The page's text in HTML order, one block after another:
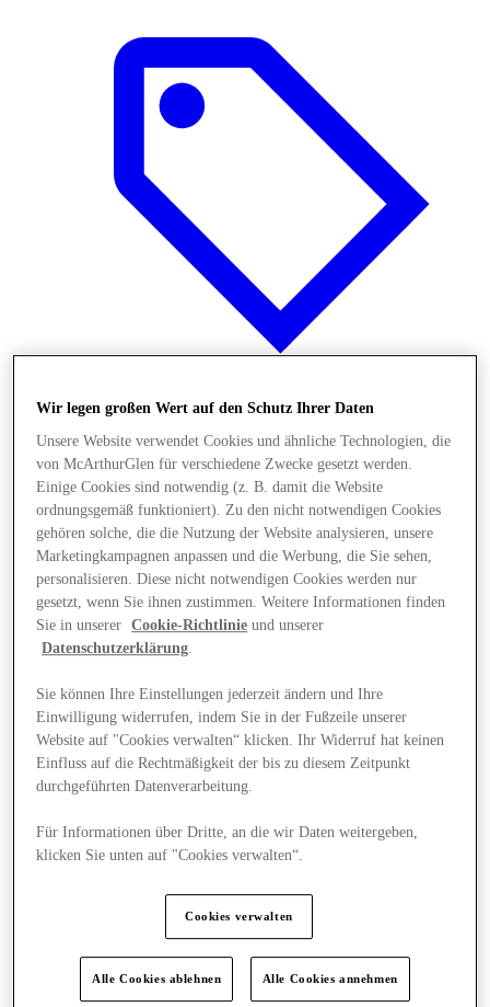
Angebote
Wir legen großen Wert auf den Schutz Ihrer Daten
Unsere Website verwendet Cookies und ähnliche Technologien, die
von McArthurGlen für verschiedene Zwecke gesetzt werden.
Einige Cookies sind notwendig (z. B. damit die Website
ordnungsgemäß funktioniert). Zu den nicht notwendigen Cookies
gehören solche, die die Nutzung der Website analysieren, unsere
Marketingkampagnen anpassen und die Werbung, die Sie sehen,
personalisieren. Diese nicht notwendigen Cookies werden nur
gesetzt, wenn Sie ihnen zustimmen. Weitere Informationen finden
Sie in unserer
Cookie-Richtlinie und unserer
Datenschutzerklärung.
Sie können Ihre Einstellungen jederzeit ändern und Ihre
Einwilligung widerrufen, indem Sie in der Fußzeile unserer
Website auf "Cookies verwalten“ klicken. Ihr Widerruf hat keinen
Einfluss auf die Rechtmäßigkeit der bis zu diesem Zeitpunkt
durchgeführten Datenverarbeitung.
Für Informationen über Dritte, an die wir Daten weitergeben,
klicken Sie unten auf "Cookies verwalten“.
Cookies verwalten
Alle Cookies ablehnen Alle Cookies annehmen